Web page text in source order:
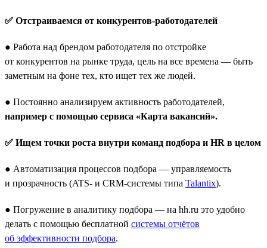
✅ Отстраиваемся от конкурентов-работодателей
● Работа над брендом работодателя по отстройке
от конкурентов на рынке труда, цель на все времена — быть
заметным на фоне тех, кто ищет тех же людей.
● Постоянно анализируем активность работодателей,
например с помощью сервиса «Карта вакансий».
✅ Ищем точки роста внутри команд подбора и HR в целом
● Автоматизация процессов подбора — управляемость
и прозрачность (ATS- и CRM-системы типа Talantix).
● Погружение в аналитику подбора — на hh.ru это удобно
делать с помощью бесплатной системы отчётов
об эффективности подбора.